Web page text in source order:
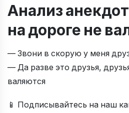
Анализ
на дороге не
— Звони в скорую у меня
— Да разве это друзья,
валяются
📱 Подписывайтесь на наш